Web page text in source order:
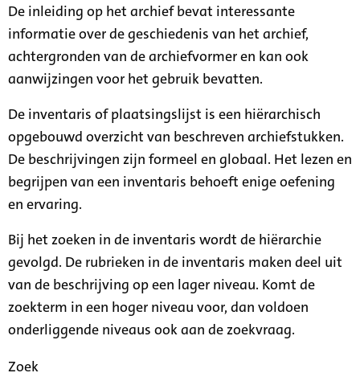
De inleiding op het archief bevat interessante
informatie over de geschiedenis van het archief,
achtergronden van de archiefvormer en kan ook
aanwijzingen voor het gebruik bevatten.
De inventaris of plaatsingslijst is een hiërarchisch
opgebouwd overzicht van beschreven archiefstukken.
De beschrijvingen zijn formeel en globaal. Het lezen en
begrijpen van een inventaris behoeft enige oefening
en ervaring.
Bij het zoeken in de inventaris wordt de hiërarchie
gevolgd. De rubrieken in de inventaris maken deel uit
van de beschrijving op een lager niveau. Komt de
zoekterm in een hoger niveau voor, dan voldoen
onderliggende niveaus ook aan de zoekvraag.
Zoek